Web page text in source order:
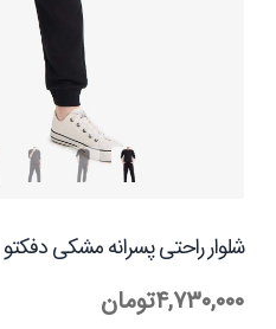
شلوار راحتی پسرانه مشکی دفکتو
۴,۷۳۰,۰۰۰تومان